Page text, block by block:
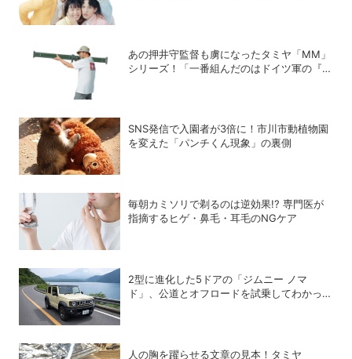
あの押井守監督も虜になったタミヤ「MM」
シリーズ！「一番組んだのはドイツ軍の『IV
SNS発信で入園者が3倍に！市川市動植物園
を変えた「パンチくん現象」の裏側
毎朝カミソリで剃るのは逆効果!? 専門医が
指摘するヒゲ・鼻毛・耳毛のNGケア
2型に進化した5ドアの「ジムニー ノマ
ド」、公道とオフロードを試乗してわかった
人の胸を躍らせる文章の見本！タミヤ